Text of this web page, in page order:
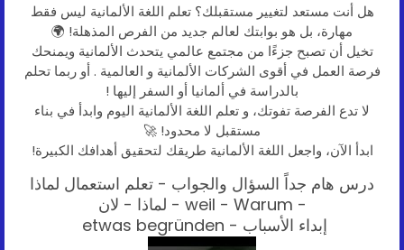
هل أنت مستعد لتغيير مستقبلك؟ تعلم اللغة الألمانية ليس فقط
مهارة، بل هو بوابتك لعالم جديد من الفرص المذهلة! 🌍
تخيل أن تصبح جزءًا من مجتمع عالمي يتحدث الألمانية ويمنحك
فرصة العمل في أقوى الشركات الألمانية و العالمية . أو ربما تحلم
بالدراسة في ألمانيا أو السفر إليها !
لا تدع الفرصة تفوتك، و تعلم اللغة الألمانية اليوم وابدأ في بناء
مستقبل لا محدود! 🚀
ابدأ الآن، واجعل اللغة الألمانية طريقك لتحقيق أهدافك الكبيرة!
درس هام جداً السؤال والجواب - تعلم استعمال لماذا
لماذا - لان - weil - Warum -
etwas begründen - إبداء الأسباب